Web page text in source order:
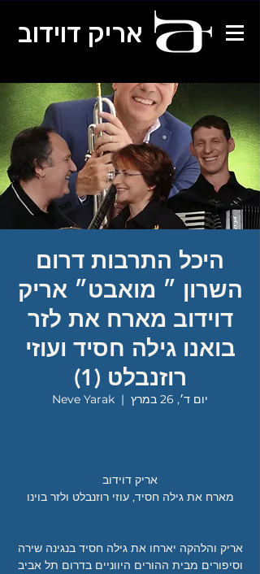
אריק דוידוב
היכל התרבות דרום
השרון ״ מואבט״ אריק
דוידוב מארח את לזר
בואנו גילה חסיד ועוזי
רוזנבלט (1)
יום ד׳, 26 במרץ
  |
Neve Yarak
אריק והלהקה יארחו את גילה חסיד בנגינה שירה
וסיפורים מבית ההורים היווניים בדרום תל אביב